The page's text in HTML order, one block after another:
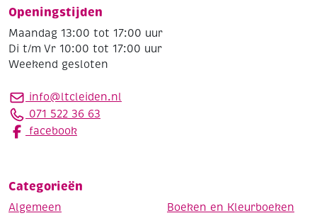
Openingstijden
Maandag 13:00 tot 17:00 uur
Di t/m Vr 10:00 tot 17:00 uur
Weekend gesloten
info@ltcleiden.nl
071 522 36 63
facebook
Categorieën
Algemeen
Boeken en Kleurboeken